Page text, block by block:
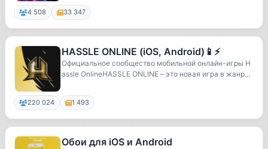
4 508 33 347
HASSLE ONLINE (iOS, Android)📱⚡️
Официальное cообщество мобильной онлайн-игры H
assle OnlineHASSLE ONLINE – это новая игра в жанре
220 024 1 493
Обои для iOS и Android